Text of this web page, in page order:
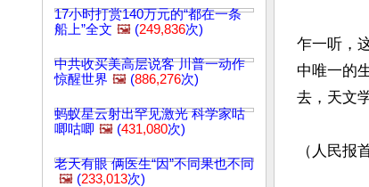
17小时打赏140万元的“都在一条
船上”全文 🖼️ (249,836次)
中共收买美高层说客 川普一动作
惊醒世界 🖼️ (886,276次)
蚂蚁星云射出罕见激光 科学家咕
唧咕唧 🖼️ (431,080次)
老天有眼 俩医生“因”不同果也不同
🖼️ (233,013次)
乍一听，
中唯一的
去，天文
（人民报